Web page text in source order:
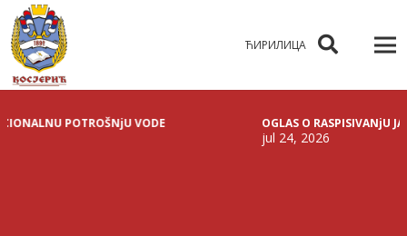
ЋИРИЛИЦА
POTROŠNjU VODE OGLAS O RASPISIVANjU JAVNE
jul 24, 2026